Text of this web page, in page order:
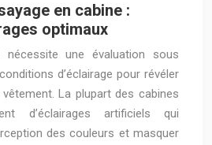
en cabine :
optimaux
nécessite une évaluation sous
d’éclairage pour révéler
La plupart des cabines
d’éclairages artificiels qui
des couleurs et masquer